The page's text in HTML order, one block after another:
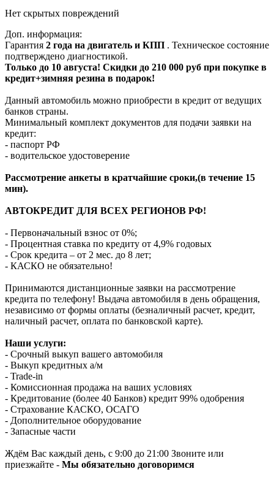
Нет скрытых повреждений
Доп. информация:
Гарантия 2 года на двигатель и КПП . Техническое состояние
подтверждено диагностикой.
Только до 10 августа! Скидки до 210 000 руб при покупке в
кредит+зимняя резина в подарок!
Данный автомобиль можно приобрести в кредит от ведущих
банков страны.
Минимальный комплект документов для подачи заявки на
кредит:
- паспорт РФ
- водительское удостоверение
Рассмотрение анкеты в кратчайшие сроки,(в течение 15
мин).
АВТОКРЕДИТ ДЛЯ ВСЕХ РЕГИОНОВ РФ!
- Первоначальный взнос от 0%;
- Процентная ставка по кредиту от 4,9% годовых
- Срок кредита – от 2 мес. до 8 лет;
- КАСКО не обязательно!
Принимаются дистанционные заявки на рассмотрение
кредита по телефону! Выдача автомобиля в день обращения,
независимо от формы оплаты (безналичный расчет, кредит,
наличный расчет, оплата по банковской карте).
Наши услуги:
- Срочный выкуп вашего автомобиля
- Выкуп кредитных а/м
- Trade-in
- Комиссионная продажа на ваших условиях
- Кредитование (более 40 Банков) кредит 99% одобрения
- Страхование КАСКО, ОСАГО
- Дополнительное оборудование
- Запасные части
Ждём Вас каждый день, с 9:00 до 21:00 Звоните или
приезжайте - Мы обязательно договоримся